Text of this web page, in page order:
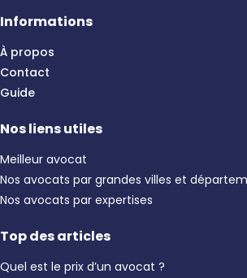
Informations
À propos
Contact
Guide
Nos liens utiles
Meilleur avocat
Nos avocats par grandes villes et
Nos avocats par expertises
Top des articles
Quel est le prix d’un avocat ?